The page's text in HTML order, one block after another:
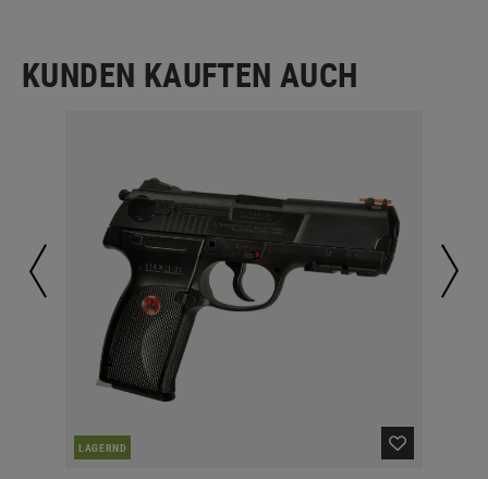
KUNDEN KAUFTEN AUCH
LAGERND